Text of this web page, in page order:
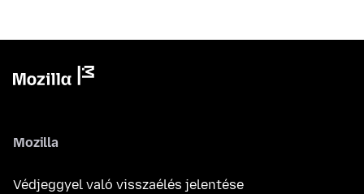
Mozilla
Védjeggyel való visszaélés jelentése